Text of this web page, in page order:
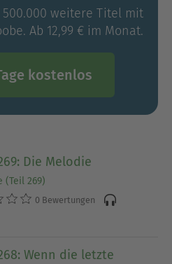
weitere Titel mit
Ab 12,99 € im Monat.
kostenlos
Die Melodie
(Teil 269)
0 Bewertungen
Wenn die letzte